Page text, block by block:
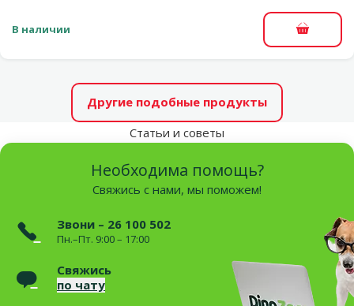
В наличии В
Другие подобные продукты
Статьи и советы
Необходима помощь?
Свяжись с нами, мы поможем!
Звони – 26 100 502
Пн.–Пт. 9:00 – 17:00
Свяжись
по чату